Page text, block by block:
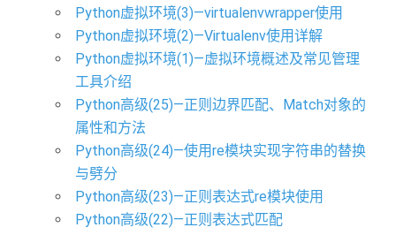
Python虚拟环境(3)—virtualenvwrapper使用
Python虚拟环境(2)—Virtualenv使用详解
Python虚拟环境(1)—虚拟环境概述及常见管理
工具介绍
Python高级(25)—正则边界匹配、Match对象的
属性和方法
Python高级(24)—使用re模块实现字符串的替换
与劈分
Python高级(23)—正则表达式re模块使用
Python高级(22)—正则表达式匹配